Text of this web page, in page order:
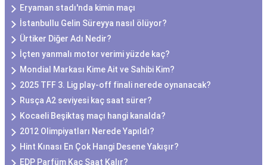
Eryaman stadı'nda kimin maçı
İstanbullu Gelin Süreyya nasıl ölüyor?
Ürtiker Diğer Adı Nedir?
İçten yanmalı motor verimi yüzde kaç?
Mondial Markası Kime Ait ve Sahibi Kim?
2025 TFF 3. Lig play-off finali nerede oynanacak?
Rusça A2 seviyesi kaç saat sürer?
Kocaeli Beşiktaş maçı hangi kanalda?
2012 Olimpiyatları Nerede Yapıldı?
Hint Kınası En Çok Hangi Desene Yakışır?
EDP Parfüm Kaç Saat Kalır?